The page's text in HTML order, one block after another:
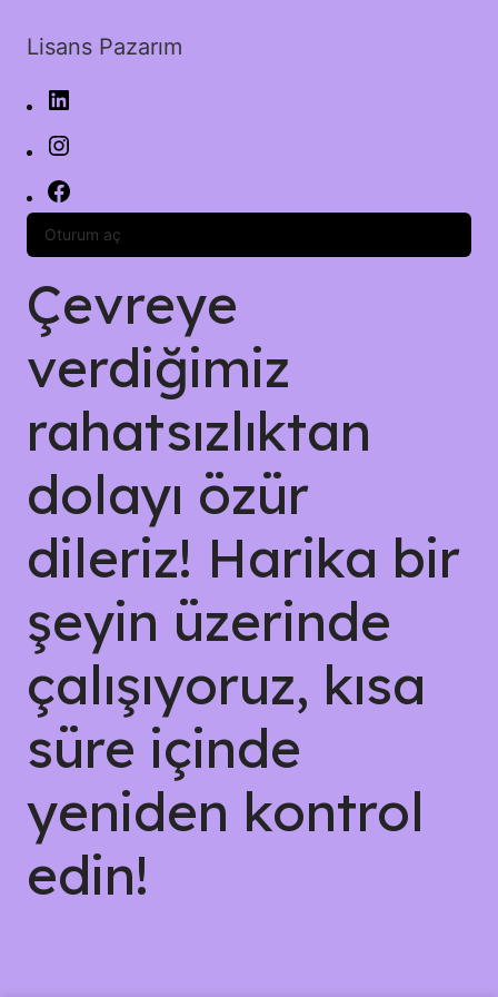
Lisans Pazarım
Oturum aç
Çevreye
verdiğimiz
rahatsızlıktan
dolayı özür
dileriz! Harika bir
şeyin üzerinde
çalışıyoruz, kısa
süre içinde
yeniden kontrol
edin!